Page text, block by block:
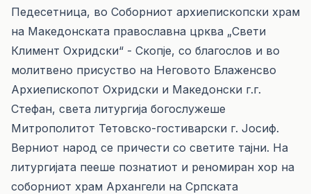
Педесетница, во Соборниот архиепископски храм
на Македонската православна црква „Свети
Климент Охридски“ - Скопје, со благослов и во
молитвено присуство на Неговото Блаженсво
Архиепископот Охридски и Македонски г.г.
Стефан, света литургија богослужеше
Mитрополитот Тетовско-гостиварски г. Јосиф.
Верниот народ се причести со светите тајни. На
литургијата пееше познатиот и реномиран хор на
соборниот храм Архангели на Српската